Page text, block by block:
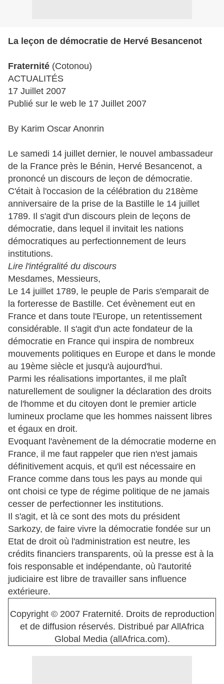
La leçon de démocratie de Hervé Besancenot
Fraternité (Cotonou)
ACTUALITÉS
17 Juillet 2007
Publié sur le web le 17 Juillet 2007
By Karim Oscar Anonrin
Le samedi 14 juillet dernier, le nouvel ambassadeur
de la France près le Bénin, Hervé Besancenot, a
prononcé un discours de leçon de démocratie.
C'était à l'occasion de la célébration du 218ème
anniversaire de la prise de la Bastille le 14 juillet
1789. Il s'agit d'un discours plein de leçons de
démocratie, dans lequel il invitait les nations
démocratiques au perfectionnement de leurs
institutions.
Lire l'intégralité du discours
Mesdames, Messieurs,
Le 14 juillet 1789, le peuple de Paris s'emparait de
la forteresse de Bastille. Cet évènement eut en
France et dans toute l'Europe, un retentissement
considérable. Il s'agit d'un acte fondateur de la
démocratie en France qui inspira de nombreux
mouvements politiques en Europe et dans le monde
au 19ème siècle et jusqu'à aujourd'hui.
Parmi les réalisations importantes, il me plaît
naturellement de souligner la déclaration des droits
de l'homme et du citoyen dont le premier article
lumineux proclame que les hommes naissent libres
et égaux en droit.
Evoquant l'avènement de la démocratie moderne en
France, il me faut rappeler que rien n'est jamais
définitivement acquis, et qu'il est nécessaire en
France comme dans tous les pays au monde qui
ont choisi ce type de régime politique de ne jamais
cesser de perfectionner les institutions.
Il s'agit, et là ce sont des mots du président
Sarkozy, de faire vivre la démocratie fondée sur un
Etat de droit où l'administration est neutre, les
crédits financiers transparents, où la presse est à la
fois responsable et indépendante, où l'autorité
judiciaire est libre de travailler sans influence
extérieure.
Copyright © 2007 Fraternité. Droits de reproduction
et de diffusion réservés. Distribué par AllAfrica
Global Media (allAfrica.com).